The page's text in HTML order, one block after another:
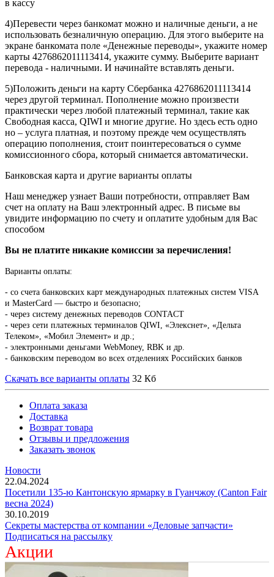
в кассу
4)Перевести через банкомат можно и наличные деньги, а не
использовать безналичную операцию. Для этого выберите на
экране банкомата поле «Денежные переводы», укажите номер
карты 4276862011113414, укажите сумму. Выберите вариант
перевода - наличными. И начинайте вставлять деньги.
5)Положить деньги на карту Сбербанка 4276862011113414
через другой терминал. Пополнение можно произвести
практически через любой платежный терминал, такие как
Свободная касса, QIWI и многие другие. Но здесь есть одно
но – услуга платная, и поэтому прежде чем осуществлять
операцию пополнения, стоит поинтересоваться о сумме
комиссионного сбора, который снимается автоматически.
Банковская карта и другие варианты оплаты
Наш менеджер узнает Ваши потребности, отправляет Вам
счет на оплату на Ваш электронный адрес. В письме вы
увидите информацию по счету и оплатите удобным для Вас
способом
Вы не платите никакие комиссии за перечисления!
Варианты оплаты:
- со счета банковских карт международных платежных систем VISA
и MasterCard — быстро и безопасно;
- через систему денежных переводов CONTACT
- через сети платежных терминалов QIWI, «Элекснет», «Дельта
Телеком», «Мобил Элемент» и др.;
- электронными деньгами WebMoney, RBK и др.
- банковским переводом во всех отделениях Российских банков
Скачать все варианты оплаты 32 Кб
Оплата заказа
Доставка
Возврат товара
Отзывы и предложения
Заказать звонок
Новости
22.04.2024
Посетили 135-ю Кантонскую ярмарку в Гуанчжоу (Canton Fair
весна 2024)
30.10.2019
Секреты мастерства от компании «Деловые запчасти»
Подписаться на рассылку
Акции